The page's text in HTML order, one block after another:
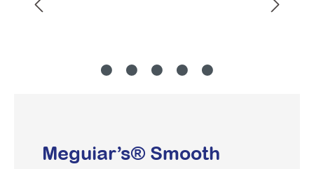
Meguiar’s® Smooth